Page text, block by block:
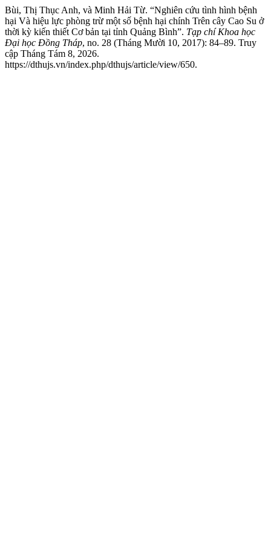
Bùi, Thị Thục Anh, và Minh Hải Từ. “Nghiên cứu tình hình bệnh
hại Và hiệu lực phòng trừ một số bệnh hại chính Trên cây Cao Su ở
thời kỳ kiến thiết Cơ bản tại tỉnh Quảng Bình”. Tạp chí Khoa học
Đại học Đồng Tháp, no. 28 (Tháng Mười 10, 2017): 84–89. Truy
cập Tháng Tám 8, 2026.
https://dthujs.vn/index.php/dthujs/article/view/650.